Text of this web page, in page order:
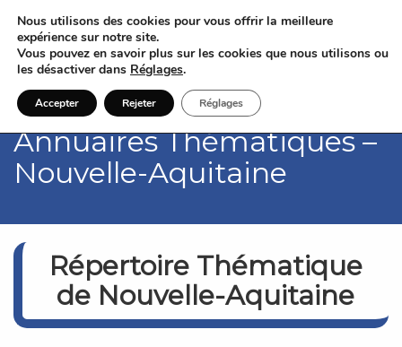
Annuaires Thématiques –
Nouvelle-Aquitaine
RépertoireThématique
de Nouvelle-Aquitaine
Nous utilisons des cookies pour vous offrir la meilleure
expérience sur notre site.
Vous pouvez en savoir plus sur les cookies que nous utilisons ou
les désactiver dans Réglages.
Accepter Rejeter Réglages